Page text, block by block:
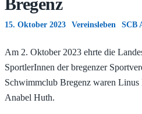
15. Oktober 2023 Vereinsleben SCB
Am 2. Oktober 2023 ehrte die
SportlerInnen der bregenzer
Schwimmclub Bregenz waren
Anabel Huth.